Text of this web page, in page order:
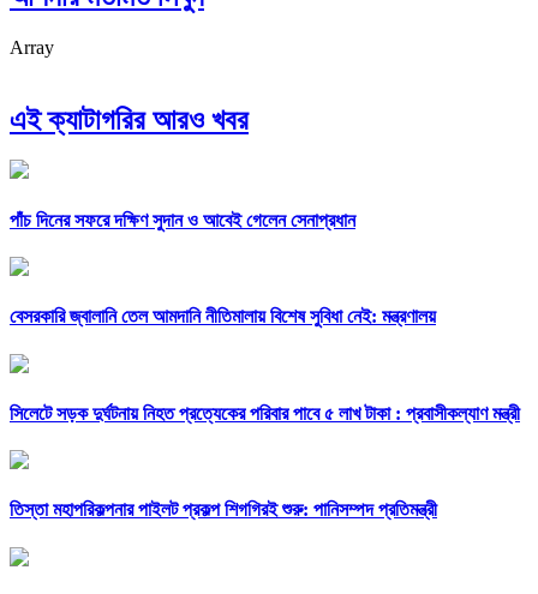
Array
এই ক্যাটাগরির আরও খবর
পাঁচ দিনের সফরে দক্ষিণ সুদান ও আবেই গেলেন সেনাপ্রধান
বেসরকারি জ্বালানি তেল আমদানি নীতিমালায় বিশেষ সুবিধা নেই: মন্ত্রণালয়
সিলেটে সড়ক দুর্ঘটনায় নিহত প্রত্যেকের পরিবার পাবে ৫ লাখ টাকা : প্রবাসীকল্যাণ মন্ত্রী
তিস্তা মহাপরিকল্পনার পাইলট প্রকল্প শিগগিরই শুরু: পানিসম্পদ প্রতিমন্ত্রী